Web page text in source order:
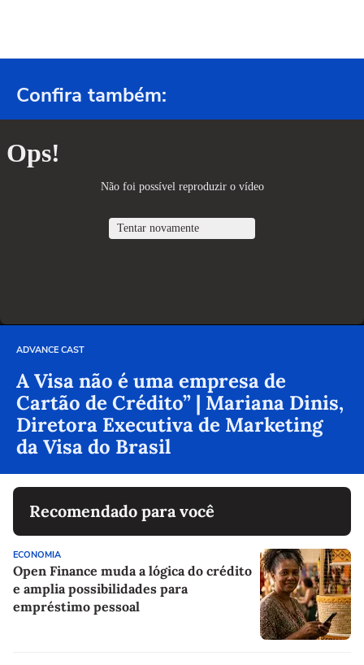
Confira também:
ADVANCE CAST
A Visa não é uma empresa de
Cartão de Crédito” | Mariana Dinis,
Diretora Executiva de Marketing
da Visa do Brasil
Recomendado para você
ECONOMIA
Open Finance muda a lógica do crédito
e amplia possibilidades para
empréstimo pessoal